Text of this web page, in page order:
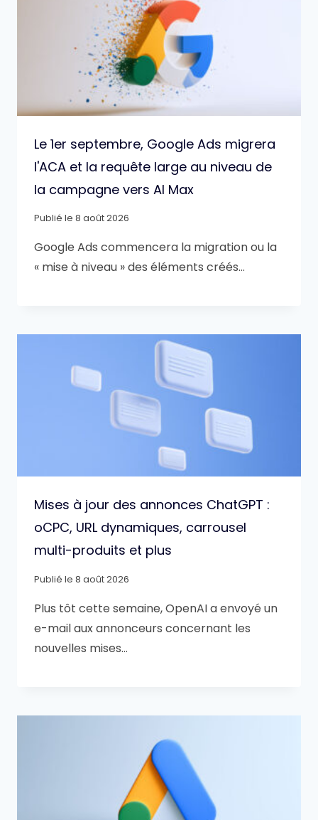
Le 1er septembre, Google Ads migrera
l'ACA et la requête large au niveau de
la campagne vers AI Max
Publié le 8 août 2026
Google Ads commencera la migration ou la
« mise à niveau » des éléments créés…
Mises à jour des annonces ChatGPT :
oCPC, URL dynamiques, carrousel
multi-produits et plus
Publié le 8 août 2026
Plus tôt cette semaine, OpenAI a envoyé un
e-mail aux annonceurs concernant les
nouvelles mises…